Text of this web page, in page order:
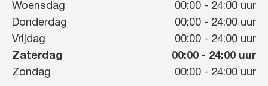
Woensdag
00:00 - 24:00 uur
Donderdag
00:00 - 24:00 uur
Vrijdag
00:00 - 24:00 uur
Zaterdag
00:00 - 24:00 uur
Zondag
00:00 - 24:00 uur